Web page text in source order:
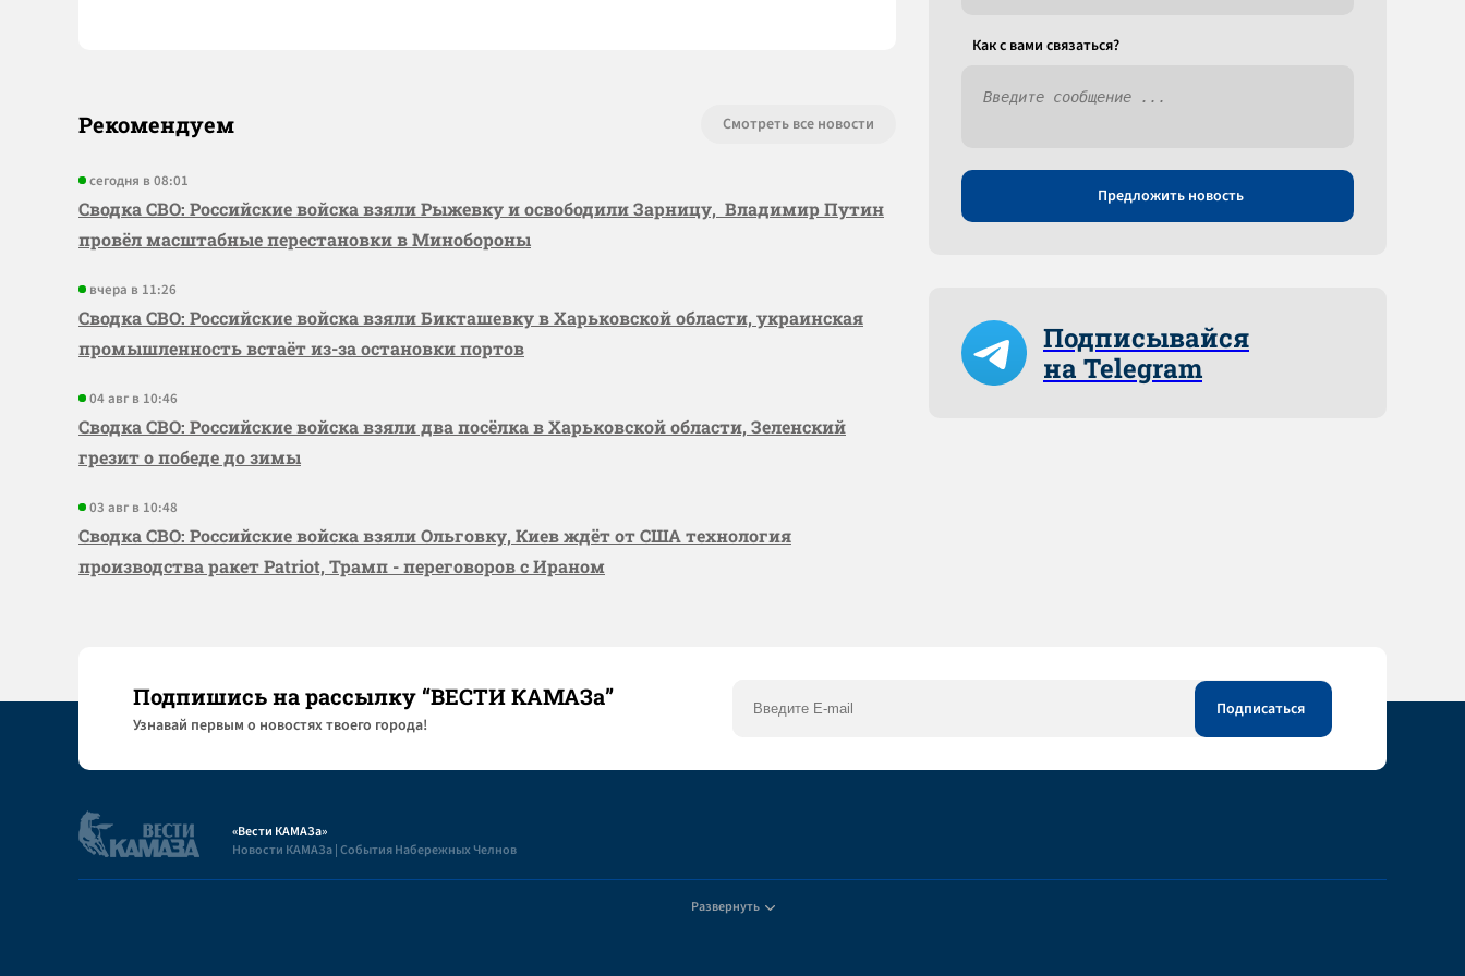
Рекомендуем Смотреть все новости
сегодня в 08:01
Сводка СВО: Российские войска взяли Рыжевку и освободили Зарницу, Владимир Путин
провёл масштабные перестановки в Минобороны
вчера в 11:26
Сводка СВО: Российские войска взяли Бикташевку в Харьковской области, украинская
промышленность встаёт из-за остановки портов
04 авг в 10:46
Сводка СВО: Российские войска взяли два посёлка в Харьковской области, Зеленский
грезит о победе до зимы
03 авг в 10:48
Сводка СВО: Российские войска взяли Ольговку, Киев ждёт от США технология
производства ракет Patriot, Трамп - переговоров с Ираном
Как c вами связаться?
Предложить новость
Подписывайся
на Telegram
Подпишись на рассылку “ВЕСТИ КАМАЗа”
Узнaвай первым о новостях твоего города!
«Вести КАМАЗа»
Новости КАМАЗа | События Набережных Челнов
Развернуть